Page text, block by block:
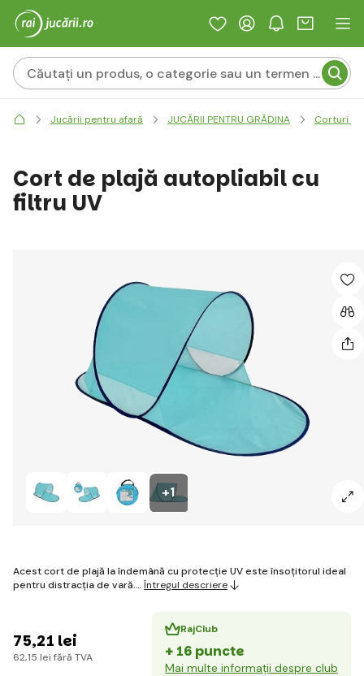
Jucării pentru afară JUCĂRII PENTRU GRĂDINA Corturi
+1
Cort de plajă autopliabil cu
filtru UV
Acest cort de plajă la îndemână cu protecție UV este însoțitorul ideal
pentru distracția de vară.… Întregul descriere
75,21 lei
62,15 lei fără TVA
RajClub
+ 16 puncte
Mai multe informații despre club